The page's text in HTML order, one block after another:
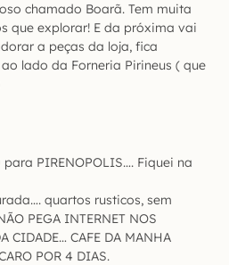
chamado Boarã. Tem muita
que explorar! E da próxima vai
a peças da loja, fica
lado da Forneria Pirineus ( que
PIRENOPOLIS…. Fiquei na
quartos rusticos, sem
PEGA INTERNET NOS
CIDADE… CAFE DA MANHA
POR 4 DIAS.